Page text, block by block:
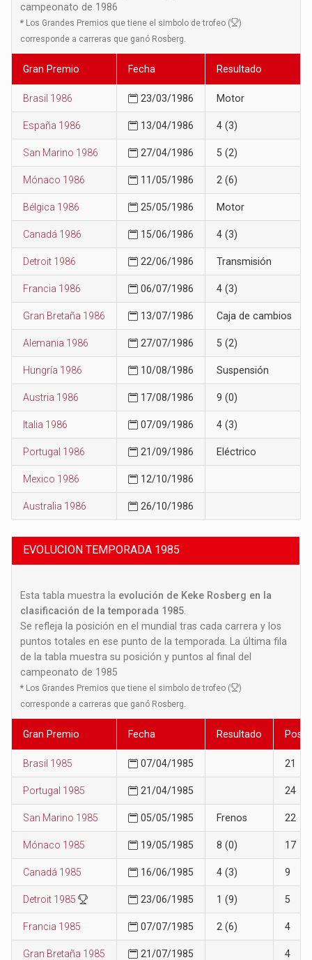
campeonato de 1986
* Los Grandes Premios que tiene el simbolo de trofeo (
)
corresponde a carreras que ganó Rosberg.
Gran Premio Fecha Resultado
Brasil 1986 23/03/1986 Motor
España 1986 13/04/1986 4 (3)
San Marino 1986 27/04/1986 5 (2)
Mónaco 1986 11/05/1986 2 (6)
Bélgica 1986 25/05/1986 Motor
Canadá 1986 15/06/1986 4 (3)
Detroit 1986 22/06/1986 Transmisión
Francia 1986 06/07/1986 4 (3)
Gran Bretaña 1986 13/07/1986 Caja de cambios
Alemania 1986 27/07/1986 5 (2)
Hungría 1986 10/08/1986 Suspensión
Austria 1986 17/08/1986 9 (0)
Italia 1986 07/09/1986 4 (3)
Portugal 1986 21/09/1986 Eléctrico
Mexico 1986 12/10/1986
Australia 1986 26/10/1986
EVOLUCION TEMPORADA 1985
Esta tabla muestra la evolución de Keke Rosberg en la
clasificación de la temporada 1985
Se refleja la posición en el mundial tras cada carrera y los
puntos totales en ese punto de la temporada. La última fila
de la tabla muestra su posición y puntos al final del
campeonato de 1985
* Los Grandes Premios que tiene el simbolo de trofeo (
)
corresponde a carreras que ganó Rosberg.
Gran Premio Fecha Resultado
Brasil 1985 07/04/1985 21
Portugal 1985 21/04/1985 24
San Marino 1985 05/05/1985 Frenos 22
Mónaco 1985 19/05/1985 8 (0) 17
Canadá 1985 16/06/1985 4 (3) 9
Detroit 1985 23/06/1985 1 (9) 5
Francia 1985 07/07/1985 2 (6) 4
Gran Bretaña 1985 21/07/1985 4